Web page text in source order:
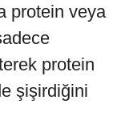
protein veya
protein
şişirdiğini